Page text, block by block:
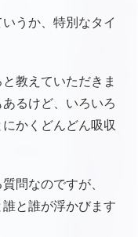
うか、特別なタイ
教えていただきま
るけど、いろいろ
かくどんどん吸収
問なのですが、
誰と誰が浮かびます